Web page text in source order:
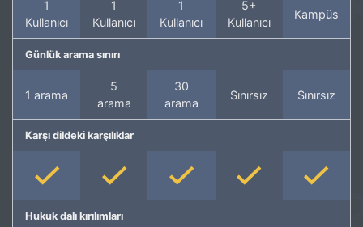
1
Kullanıcı
1
Kullanıcı
1
Kullanıcı
5+
Kullanıcı
Kampüs
Günlük arama sınırı
1 arama
5
arama
30
arama
Sınırsız Sınırsız
Karşı dildeki karşılıklar
Hukuk dalı kırılımları